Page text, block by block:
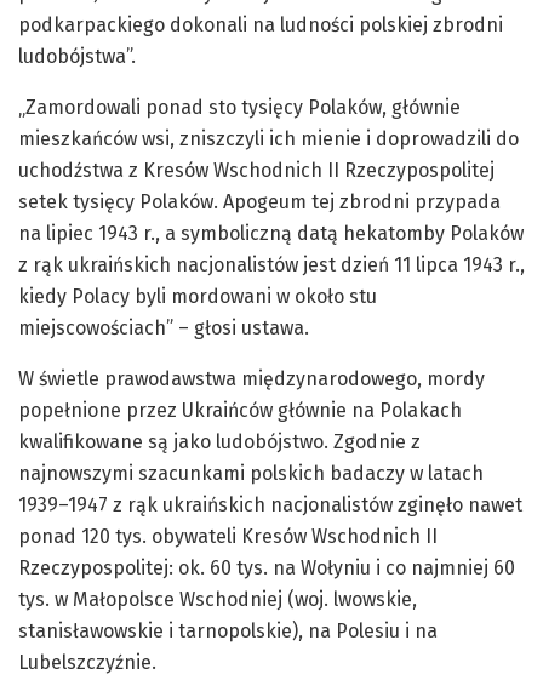
podkarpackiego dokonali na ludności polskiej zbrodni
ludobójstwa”.
„Zamordowali ponad sto tysięcy Polaków, głównie
mieszkańców wsi, zniszczyli ich mienie i doprowadzili do
uchodźstwa z Kresów Wschodnich II Rzeczypospolitej
setek tysięcy Polaków. Apogeum tej zbrodni przypada
na lipiec 1943 r., a symboliczną datą hekatomby Polaków
z rąk ukraińskich nacjonalistów jest dzień 11 lipca 1943 r.,
kiedy Polacy byli mordowani w około stu
miejscowościach” – głosi ustawa.
W świetle prawodawstwa międzynarodowego, mordy
popełnione przez Ukraińców głównie na Polakach
kwalifikowane są jako ludobójstwo. Zgodnie z
najnowszymi szacunkami polskich badaczy w latach
1939–1947 z rąk ukraińskich nacjonalistów zginęło nawet
ponad 120 tys. obywateli Kresów Wschodnich II
Rzeczypospolitej: ok. 60 tys. na Wołyniu i co najmniej 60
tys. w Małopolsce Wschodniej (woj. lwowskie,
stanisławowskie i tarnopolskie), na Polesiu i na
Lubelszczyźnie.